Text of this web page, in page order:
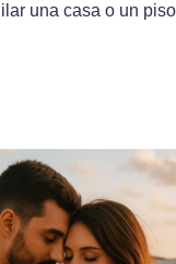
una casa o un